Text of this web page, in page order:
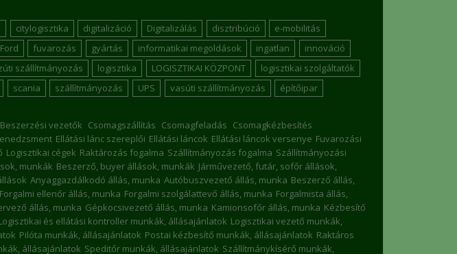
citylogisztika digitalizáció Digitalizálás disztribúció
e-mobilitás
Ford fuvarozás gyártás informatikai megoldások ingatlan
innováció
szállítmányozás logisztika LOGISZTIKAI KÖZPONT
logisztikai szolgáltatók
scania szállítmányozás UPS vasúti szállítmányozás
építőipar
Beszerzési vezetők Csomagszállítás Csomagfeladás Csomagkézbesítés
Ellátási lánc szereplői Ellátási láncok Ellátási láncok versenye Fuvarozási
Logisztikai cégek Raktározás fogalma Szállítmányozás fogalma Szállítmányozási
munkák Beszerző, buyer állások, munkák Járművezető, futár, sofőr állások,
Anyaggazdálkodó állás, munka Autóbuszvezető állás, munka Beszerző állás,
Forgalmi ellenőr állás, munka Forgalmi szolgálattevő állás, munka Forgalmista állás,
állás, munka Gépkocsivezető állás, munka Kamionsofőr állás, munka Kézbesítő
és ellátási kontroller munkák, állásajánlatok Logisztikai vezető munkák,
Pilóta munkák, állásajánlatok Postai kézbesítő munkák, állásajánlatok Raktáros
állásajánlatok Speditőr munkák, állásajánlatok Szállítmánykísérő munkák,